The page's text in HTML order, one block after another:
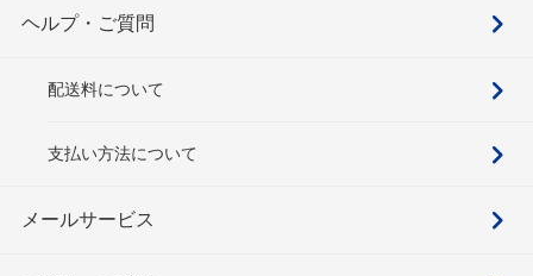
ヘルプ・ご質問
配送料について
支払い方法について
メールサービス